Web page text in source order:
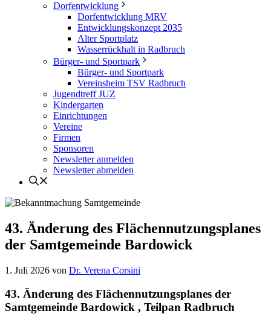
Dorfentwicklung
Dorfentwicklung MRV
Entwicklungskonzept 2035
Alter Sportplatz
Wasserrückhalt in Radbruch
Bürger- und Sportpark
Bürger- und Sportpark
Vereinsheim TSV Radbruch
Jugendtreff JUZ
Kindergarten
Einrichtungen
Vereine
Firmen
Sponsoren
Newsletter anmelden
Newsletter abmelden
43. Änderung des Flächennutzungsplanes
der Samtgemeinde Bardowick
1. Juli 2026 von Dr. Verena Corsini
43. Änderung des Flächennutzungsplanes der
Samtgemeinde Bardowick , Teilpan Radbruch